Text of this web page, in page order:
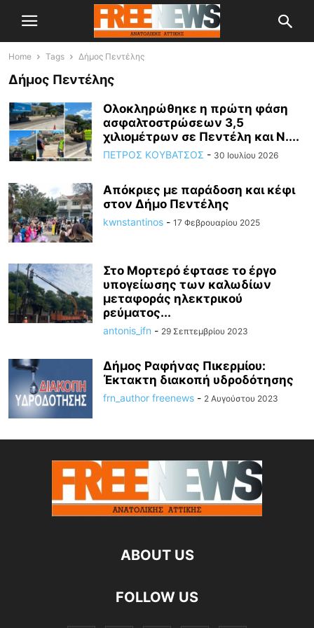
Home Tags Δήμος Πεντέλης
Δήμος Πεντέλης
Ολοκληρώθηκε η πρώτη φάση
ασφαλτοστρώσεων 3,5
χιλιομέτρων σε Πεντέλη και Ν....
ΠΕΤΡΟΣ ΚΟΥΒΑΤΣΟΣ - 30 Ιουλίου 2026
Απόκριες με παράδοση και κέφι
στον Δήμο Πεντέλης
kwnstantinos - 17 Φεβρουαρίου 2025
Στο Μορτερό έφτασε το έργο
υπογείωσης των καλωδίων
μεταφοράς ηλεκτρικού
ρεύματος...
antonis_ifn - 29 Σεπτεμβρίου 2023
Δήμος Ραφήνας Πικερμίου:
Έκτακτη διακοπή υδροδότησης
frn_author freenews - 2 Αυγούστου 2023
ABOUT US
FOLLOW US